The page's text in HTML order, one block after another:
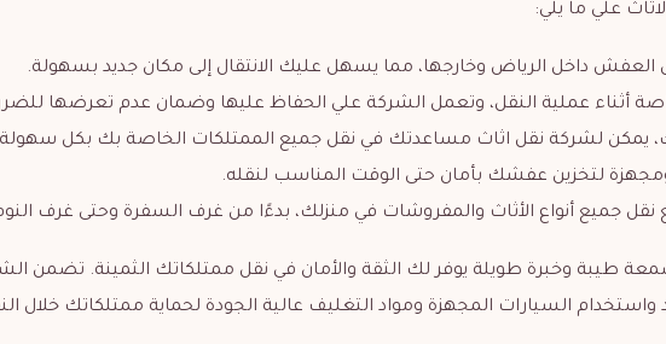
علي ما يلي:
داخل الرياض وخارجها، مما يسهل عليك الانتقال إلى مكان جديد بسهولة.
خاصة أثناء عملية النقل، وتعمل الشركة علي الحفاظ عليها وضمان عدم تعرضها
لشركة نقل اثاث مساعدتك في نقل جميع الممتلكات الخاصة بك بكل
لتخزين عفشك بأمان حتى الوقت المناسب لنقله.
جميع أنواع الأثاث والمفروشات في منزلك، بدءًا من غرف السفرة وحتى غرف
طيبة وخبرة طويلة يوفر لك الثقة والأمان في نقل ممتلكاتك الثمينة. تضمن
السيارات المجهزة ومواد التغليف عالية الجودة لحماية ممتلكاتك خلال